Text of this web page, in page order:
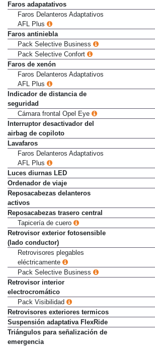
Faros adapatativos
Faros Delanteros Adaptativos
AFL Plus
Faros antiniebla
Pack Selective Business
Pack Selective Confort
Faros de xenón
Faros Delanteros Adaptativos
AFL Plus
Indicador de distancia de
seguridad
Cámara frontal Opel Eye
Interruptor desactivador del
airbag de copiloto
Lavafaros
Faros Delanteros Adaptativos
AFL Plus
Luces diurnas LED
Ordenador de viaje
Reposacabezas delanteros
activos
Reposacabezas trasero central
Tapicería de cuero
Retrovisor exterior fotosensible
(lado conductor)
Retrovisores plegables
eléctricamente
Pack Selective Business
Retrovisor interior
electrocromático
Pack Visibilidad
Retrovisores exteriores termicos
Suspensión adaptativa FlexRide
Triángulos para señalización de
emergencia